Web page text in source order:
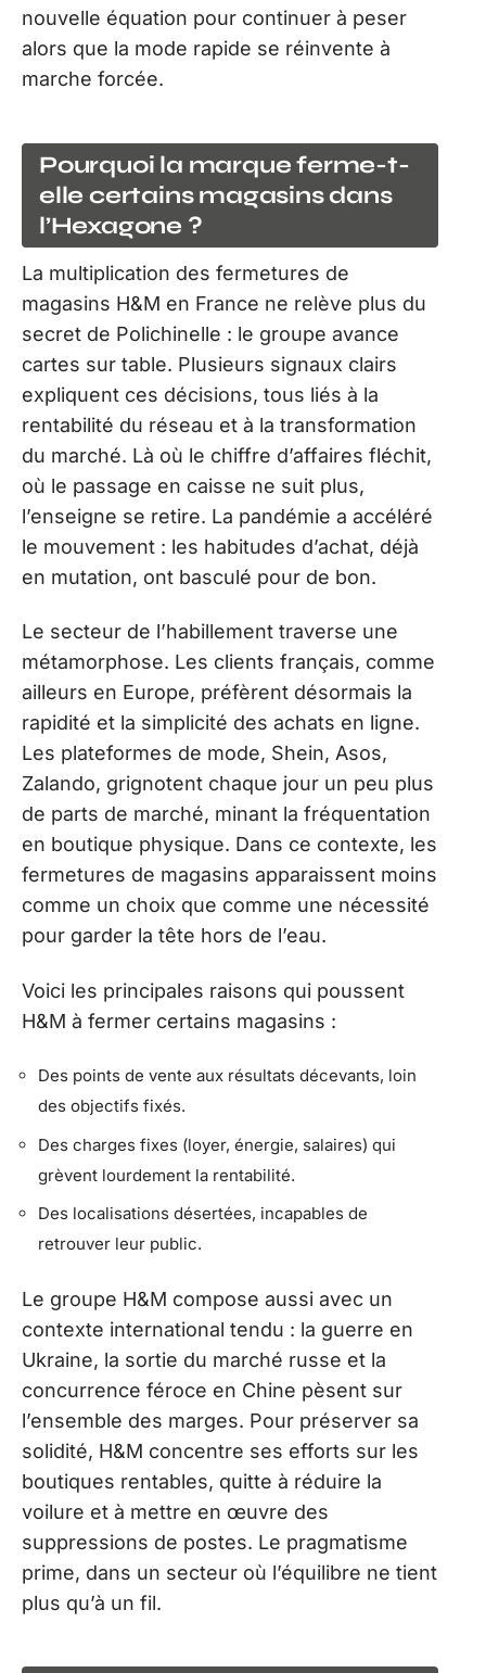
nouvelle équation pour continuer à peser
alors que la mode rapide se réinvente à
marche forcée.
Pourquoi la marque ferme-t-
elle certains magasins dans
l’Hexagone ?
La multiplication des fermetures de
magasins H&M en France ne relève plus du
secret de Polichinelle : le groupe avance
cartes sur table. Plusieurs signaux clairs
expliquent ces décisions, tous liés à la
rentabilité du réseau et à la transformation
du marché. Là où le chiffre d’affaires fléchit,
où le passage en caisse ne suit plus,
l’enseigne se retire. La pandémie a accéléré
le mouvement : les habitudes d’achat, déjà
en mutation, ont basculé pour de bon.
Le secteur de l’habillement traverse une
métamorphose. Les clients français, comme
ailleurs en Europe, préfèrent désormais la
rapidité et la simplicité des achats en ligne.
Les plateformes de mode, Shein, Asos,
Zalando, grignotent chaque jour un peu plus
de parts de marché, minant la fréquentation
en boutique physique. Dans ce contexte, les
fermetures de magasins apparaissent moins
comme un choix que comme une nécessité
pour garder la tête hors de l’eau.
Voici les principales raisons qui poussent
H&M à fermer certains magasins :
Des points de vente aux résultats décevants, loin
des objectifs fixés.
Des charges fixes (loyer, énergie, salaires) qui
grèvent lourdement la rentabilité.
Des localisations désertées, incapables de
retrouver leur public.
Le groupe H&M compose aussi avec un
contexte international tendu : la guerre en
Ukraine, la sortie du marché russe et la
concurrence féroce en Chine pèsent sur
l’ensemble des marges. Pour préserver sa
solidité, H&M concentre ses efforts sur les
boutiques rentables, quitte à réduire la
voilure et à mettre en œuvre des
suppressions de postes. Le pragmatisme
prime, dans un secteur où l’équilibre ne tient
plus qu’à un fil.